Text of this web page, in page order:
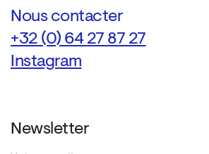
Nous contacter
+32 (0) 64 27 87 27
Instagram
Newsletter